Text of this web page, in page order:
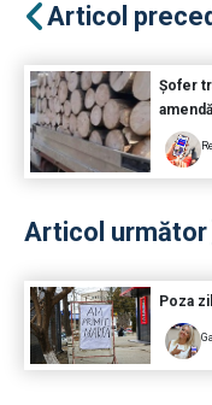
Articol
Șofer
Articol următor
Poza